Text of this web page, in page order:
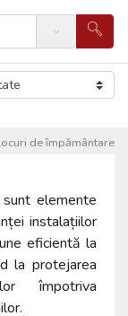
Search
de împământare
elemente
instalațiilor
eficientă la
la protejarea
împotriva